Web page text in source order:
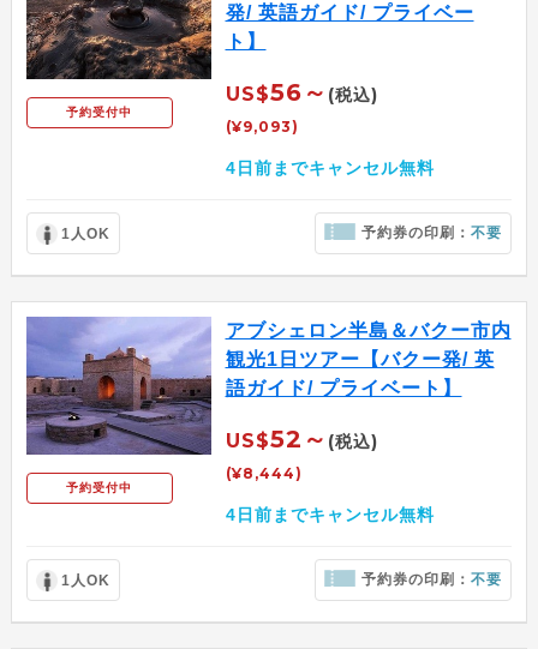
予約受付中
発/ 英語ガイド/ プライベー
ト】
US$56～ (税込)
(¥9,093)
4日前までキャンセル無料
1人OK 予約券の印刷：不要
予約受付中
アブシェロン半島＆バクー市内
観光1日ツアー【バクー発/ 英
語ガイド/ プライベート】
US$52～ (税込)
(¥8,444)
4日前までキャンセル無料
1人OK 予約券の印刷：不要